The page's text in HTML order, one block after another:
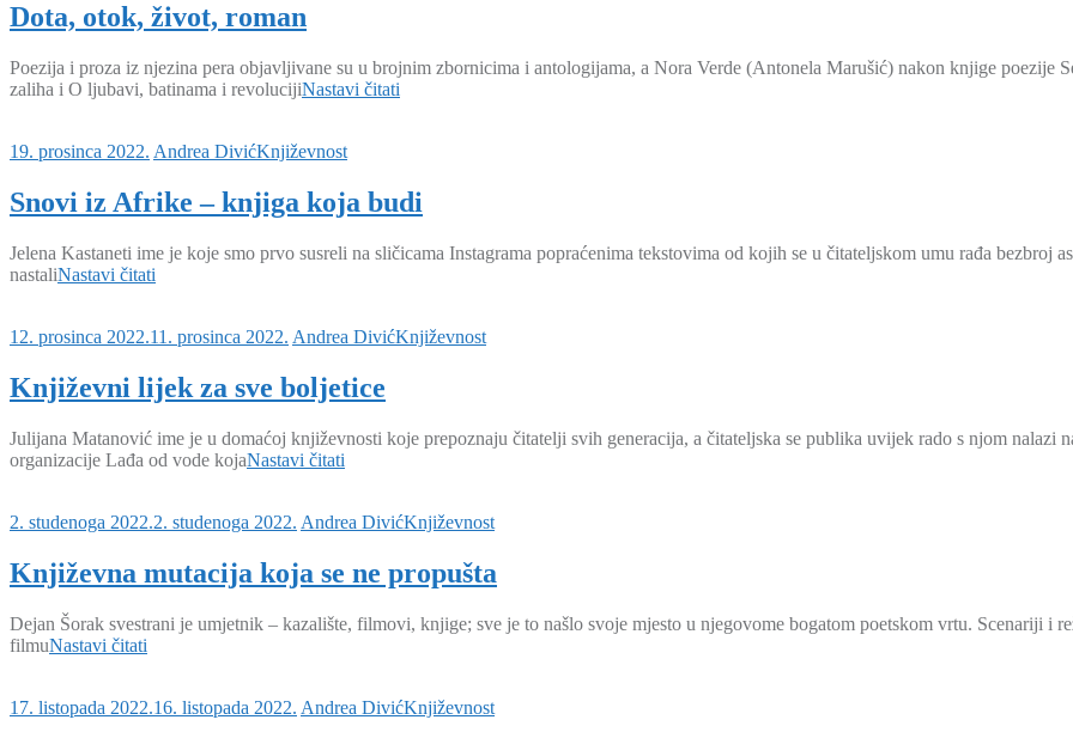
Dota, otok, život, roman
Poezija i proza iz njezina pera objavljivane su u brojnim zbornicima i antologijama, a Nora Verde (Antonela Marušić) nakon knjige poezije
zaliha i O ljubavi, batinama i revolucijiNastavi čitati
19. prosinca 2022. Andrea DivićKnjiževnost
Snovi iz Afrike – knjiga koja budi
Jelena Kastaneti ime je koje smo prvo susreli na sličicama Instagrama popraćenima tekstovima od kojih se u čitateljskom umu rađa bezbroj
nastaliNastavi čitati
12. prosinca 2022.11. prosinca 2022. Andrea DivićKnjiževnost
Književni lijek za sve boljetice
Julijana Matanović ime je u domaćoj književnosti koje prepoznaju čitatelji svih generacija, a čitateljska se publika uvijek rado s njom
organizacije Lađa od vode kojaNastavi čitati
2. studenoga 2022.2. studenoga 2022. Andrea DivićKnjiževnost
Književna mutacija koja se ne propušta
Dejan Šorak svestrani je umjetnik – kazalište, filmovi, knjige; sve je to našlo svoje mjesto u njegovome bogatom poetskom vrtu. Scenariji i
filmuNastavi čitati
17. listopada 2022.16. listopada 2022. Andrea DivićKnjiževnost